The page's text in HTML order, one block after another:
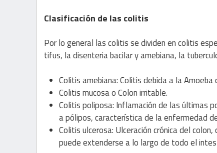
Clasificación de las colitis
Por lo general las colitis se dividen en colitis
tifus, la disenteria bacilar y amebiana, la
Colitis amebiana: Colitis debida a la
Colitis mucosa o Colon irritable.
Colitis poliposa: Inflamación de las últimas
a pólipos, característica de la enfermedad
Colitis ulcerosa: Ulceración crónica del
puede extenderse a lo largo de todo el